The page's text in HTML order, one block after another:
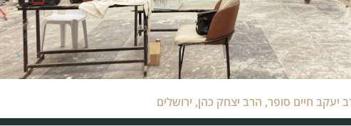
יעקב חיים סופר, הרב יצחק כהן, ירושלים